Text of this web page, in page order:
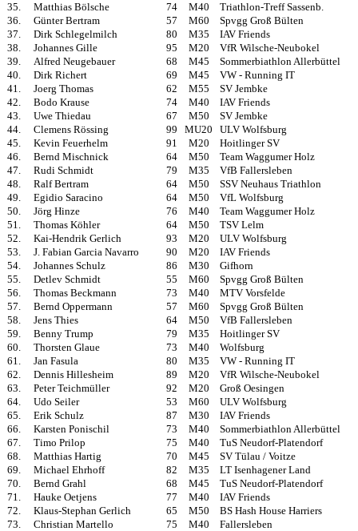
35.
Matthias Bölsche 74 M40
Triathlon-Treff Sassenb.
36.
Günter Bertram 57 M60
Spvgg Groß Bülten
37.
Dirk Schlegelmilch 80 M35
IAV Friends
38.
Johannes Gille 95 M20
VfR Wilsche-Neubokel
39.
Alfred Neugebauer 68 M45
Sommerbiathlon Allerbüttel
40.
Dirk Richert 69 M45
VW - Running IT
41.
Joerg Thomas 62 M55
SV Jembke
42.
Bodo Krause 74 M40
IAV Friends
43.
Uwe Thiedau 67 M50
SV Jembke
44.
Clemens Rössing 99 MU20
ULV Wolfsburg
45.
Kevin Feuerhelm 91 M20
Hoitlinger SV
46.
Bernd Mischnick 64 M50
Team Waggumer Holz
47.
Rudi Schmidt 79 M35
VfB Fallersleben
48.
Ralf Bertram 64 M50
SSV Neuhaus Triathlon
49.
Egidio Saracino 64 M50
VfL Wolfsburg
50.
Jörg Hinze 76 M40
Team Waggumer Holz
51.
Thomas Köhler 64 M50
TSV Lelm
52.
Kai-Hendrik Gerlich 93 M20
ULV Wolfsburg
53.
J. Fabian Garcia Navarro 90 M20
IAV Friends
54.
Johannes Schulz 86 M30
Gifhorn
55.
Detlev Schmidt 55 M60
Spvgg Groß Bülten
56.
Thomas Beckmann 73 M40
MTV Vorsfelde
57.
Bernd Oppermann 57 M60
Spvgg Groß Bülten
58.
Jens Thies 64 M50
VfB Fallersleben
59.
Benny Trump 79 M35
Hoitlinger SV
60.
Thorsten Glaue 73 M40
Wolfsburg
61.
Jan Fasula 80 M35
VW - Running IT
62.
Dennis Hillesheim 89 M20
VfR Wilsche-Neubokel
63.
Peter Teichmüller 92 M20
Groß Oesingen
64.
Udo Seiler 53 M60
ULV Wolfsburg
65.
Erik Schulz 87 M30
IAV Friends
66.
Karsten Ponischil 73 M40
Sommerbiathlon Allerbüttel
67.
Timo Prilop 75 M40
TuS Neudorf-Platendorf
68.
Matthias Hartig 70 M45
SV Tülau / Voitze
69.
Michael Ehrhoff 82 M35
LT Isenhagener Land
70.
Bernd Grahl 68 M45
TuS Neudorf-Platendorf
71.
Hauke Oetjens 77 M40
IAV Friends
72.
Klaus-Stephan Gerlich 65 M50
BS Hash House Harriers
73.
Christian Martello 75 M40
Fallersleben